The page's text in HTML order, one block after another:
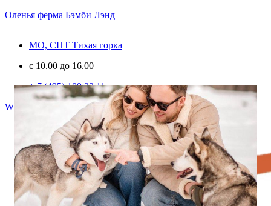
Оленья ферма Бэмби Лэнд
МО, СНТ Тихая горка
c 10.00 до 16.00
+ 7 (495) 109 33 11
Whatsapp
Telegram Vk Youtube